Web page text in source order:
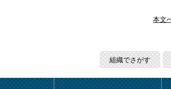
本文
組織でさがす